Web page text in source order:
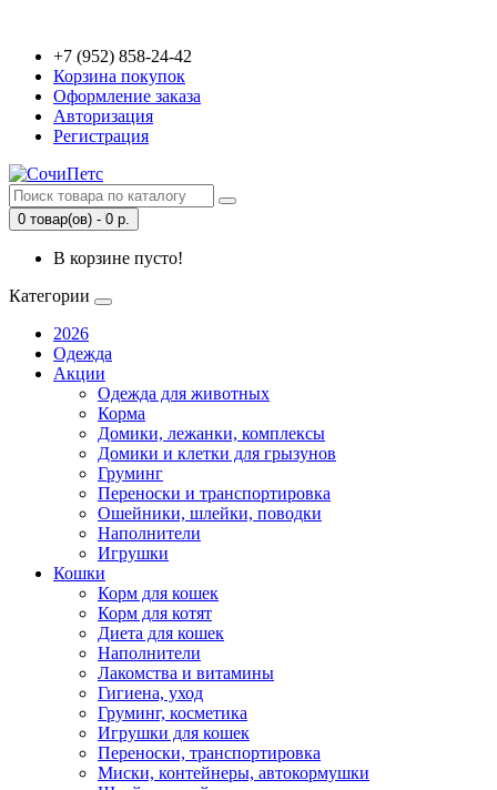
+7 (952) 858-24-42
Корзина покупок
Оформление заказа
Авторизация
Регистрация
0 товар(ов) - 0 р.
В корзине пусто!
Категории
2026
Одежда
Акции
Одежда для животных
Корма
Домики, лежанки, комплексы
Домики и клетки для грызунов
Груминг
Переноски и транспортировка
Ошейники, шлейки, поводки
Наполнители
Игрушки
Кошки
Корм для кошек
Корм для котят
Диета для кошек
Наполнители
Лакомства и витамины
Гигиена, уход
Груминг, косметика
Игрушки для кошек
Переноски, транспортировка
Миски, контейнеры, автокормушки